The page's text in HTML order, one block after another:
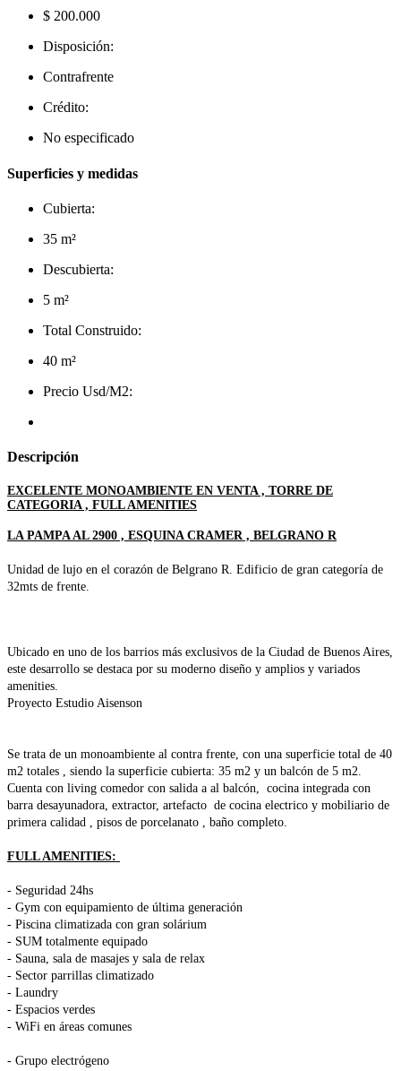
$ 200.000
Disposición:
Contrafrente
Crédito:
No especificado
Superficies y medidas
Cubierta:
35 m²
Descubierta:
5 m²
Total Construido:
40 m²
Precio Usd/M2:
Descripción
EXCELENTE MONOAMBIENTE EN VENTA , TORRE DE
CATEGORIA , FULL AMENITIES
LA PAMPA AL 2900 , ESQUINA CRAMER , BELGRANO R
Unidad de lujo en el corazón de Belgrano R. Edificio de gran categoría de
32mts de frente.
Ubicado en uno de los barrios más exclusivos de la Ciudad de Buenos Aires,
este desarrollo se destaca por su moderno diseño y amplios y variados
amenities.
Proyecto Estudio Aisenson
Se trata de un monoambiente al contra frente, con una superficie total de 40
m2 totales , siendo la superficie cubierta: 35 m2 y un balcón de 5 m2.
Cuenta con living comedor con salida a al balcón, cocina integrada con
barra desayunadora, extractor, artefacto de cocina electrico y mobiliario de
primera calidad , pisos de porcelanato , baño completo.
FULL AMENITIES:
- Seguridad 24hs
- Gym con equipamiento de última generación
- Piscina climatizada con gran solárium
- SUM totalmente equipado
- Sauna, sala de masajes y sala de relax
- Sector parrillas climatizado
- Laundry
- Espacios verdes
- WiFi en áreas comunes
- Grupo electrógeno